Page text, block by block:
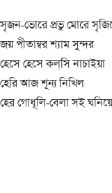
সৃজন-ভোরে প্রভু মোরে
জয় পীতাম্বর শ্যাম সুন্দর
হেসে হেসে কল্‌সি নাচাইয়া
হেরি আজ শূন্য নিখিল
হের গোধূলি-বেলা সই